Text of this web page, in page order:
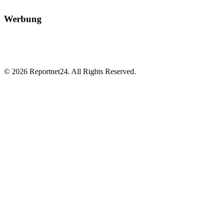
Werbung
© 2026 Reportnet24. All Rights Reserved.